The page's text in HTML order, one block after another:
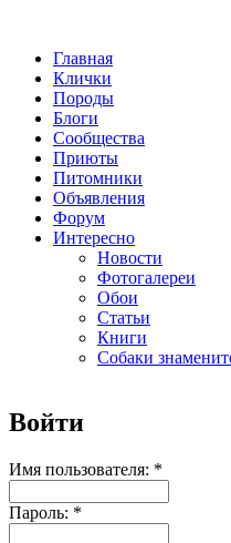
Главная
Клички
Породы
Блоги
Сообщества
Приюты
Питомники
Объявления
Форум
Интересно
Новости
Фотогалереи
Обои
Статьи
Книги
Собаки
Войти
Имя пользователя: *
Пароль: *